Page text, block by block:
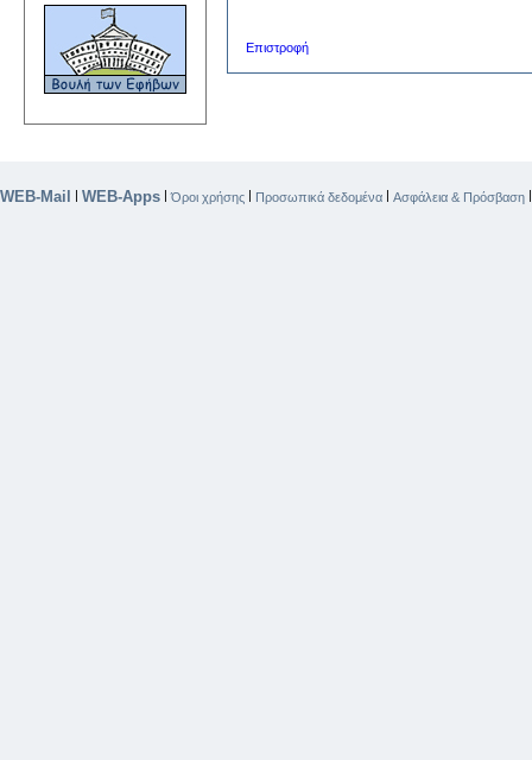
Επιστροφή
WEB-Mail WEB-Apps |Όροι χρήσης Προσωπικά δεδομένα Ασφάλεια & Πρόσβαση